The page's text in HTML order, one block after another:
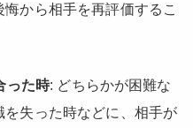
から相手を再評価するこ
った時: どちらかが困難な
失った時などに、相手が